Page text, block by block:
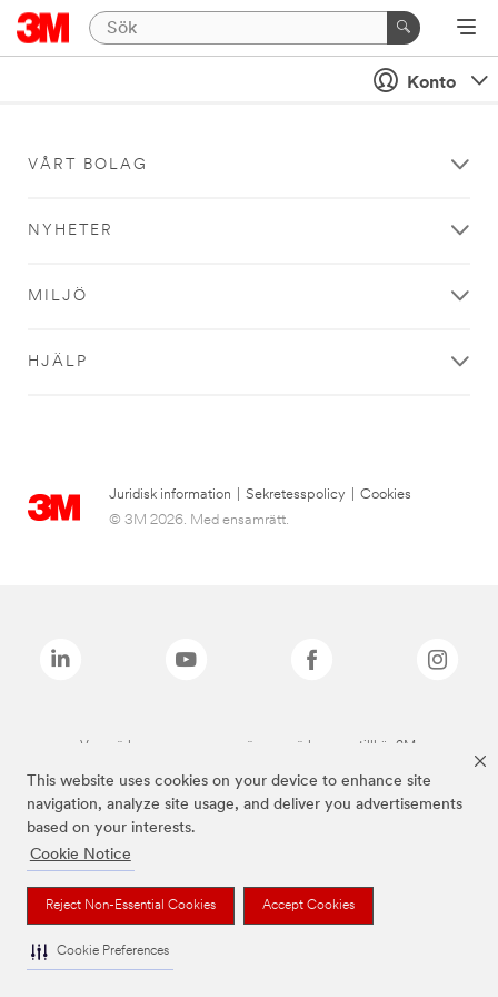
This website uses cookies on your device to enhance site
navigation, analyze site usage, and deliver you advertisements
based on your interests.
Cookie Notice
Reject Non-Essential Cookies Accept Cookies
Cookie Preferences
Konto
VÅRT BOLAG
NYHETER
MILJÖ
HJÄLP
Juridisk information Sekretesspolicy
Cookies
© 3M 2026. Med ensamrätt.
Varumärken som anges ovan är varumärken som tillhör 3M.